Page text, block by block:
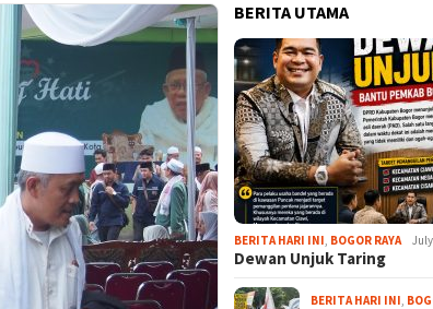
BERITA UTAMA
BERITA HARI INI BOGOR RAYA
Dewan Unjuk Taring
BERITA HARI INI